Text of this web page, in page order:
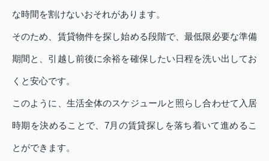
な時間を割けないおそれがあります。
そのため、賃貸物件を探し始める段階で、最低限必要な準備
期間と、引越し前後に余裕を確保したい日程を洗い出してお
くと安心です。
このように、生活全体のスケジュールと照らし合わせて入居
時期を決めることで、7月の賃貸探しを落ち着いて進めるこ
とができます。